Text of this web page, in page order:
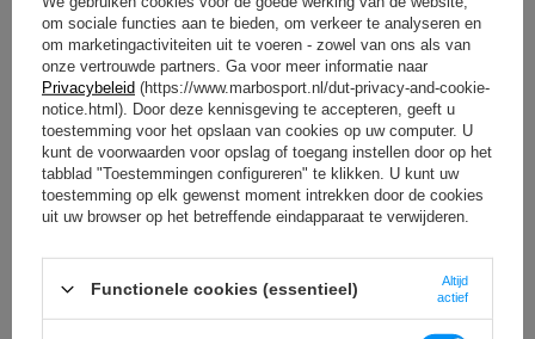
Dubbelzijdig verstelbare halterbank MH-L114
om sociale functies aan te bieden, om verkeer te analyseren en
om marketingactiviteiten uit te voeren - zowel van ons als van
onze vertrouwde partners. Ga voor meer informatie naar
Privacybeleid (https://www.marbosport.nl/dut-privacy-and-cookie-
notice.html). Door deze kennisgeving te accepteren, geeft u
toestemming voor het opslaan van cookies op uw computer. U
kunt de voorwaarden voor opslag of toegang instellen door op het
tabblad "Toestemmingen configureren" te klikken. U kunt uw
toestemming op elk gewenst moment intrekken door de cookies
uit uw browser op het betreffende eindapparaat te verwijderen.
Functionele cookies (essentieel)
Altijd
actief